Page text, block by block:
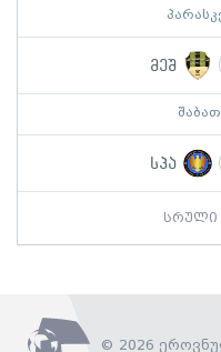
მეშ
სპა
სრული
© 2026